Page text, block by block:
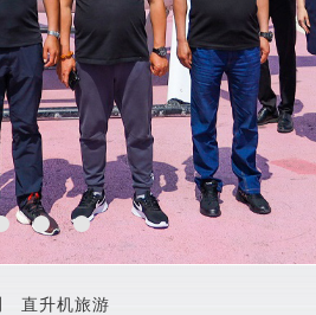
直升机旅游